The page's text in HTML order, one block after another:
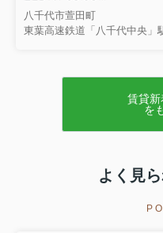
八千代市萱田町
東葉高速鉄道「八千代中央」
賃貸
を
よく見